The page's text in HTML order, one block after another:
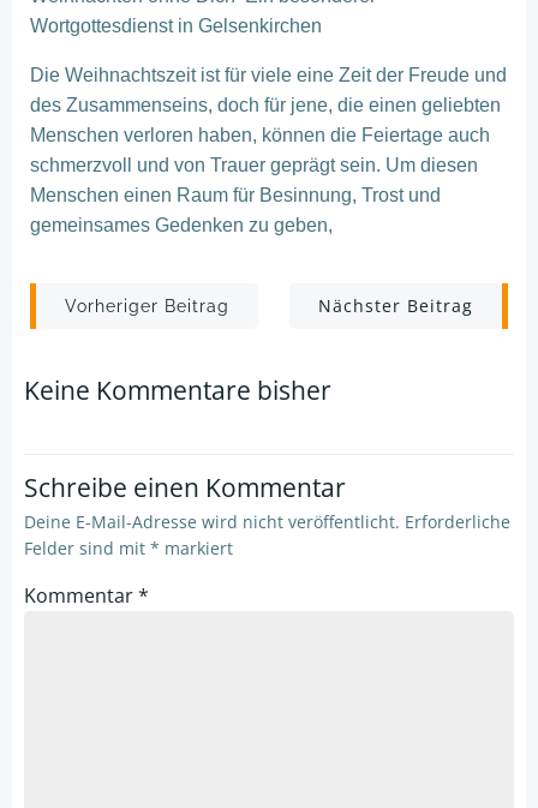
Wortgottesdienst in Gelsenkirchen
Die Weihnachtszeit ist für viele eine Zeit der Freude und
des Zusammenseins, doch für jene, die einen geliebten
Menschen verloren haben, können die Feiertage auch
schmerzvoll und von Trauer geprägt sein. Um diesen
Menschen einen Raum für Besinnung, Trost und
gemeinsames Gedenken zu geben,
Post
navigation
Vorheriger Beitrag
Post
navigation
Nächster Beitrag
Keine Kommentare bisher
Schreibe einen Kommentar
Deine E-Mail-Adresse wird nicht veröffentlicht. Erforderliche
Felder sind mit * markiert
Kommentar*